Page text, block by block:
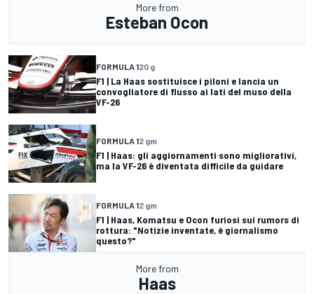
More from
Esteban Ocon
FORMULA 120 g
F1 | La Haas sostituisce i piloni e lancia un
convogliatore di flusso ai lati del muso della
VF-26
FORMULA 12 gm
F1 | Haas: gli aggiornamenti sono migliorativi,
ma la VF-26 è diventata difficile da guidare
FORMULA 12 gm
F1 | Haas, Komatsu e Ocon furiosi sui rumors di
rottura: "Notizie inventate, è giornalismo
questo?"
More from
Haas